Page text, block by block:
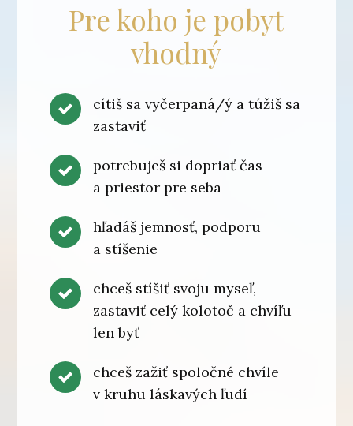
Pre koho je pobyt
vhodný
cítiš sa vyčerpaná/ý a túžiš sa
zastaviť
potrebuješ si dopriať čas
a priestor pre seba
hľadáš jemnosť, podporu
a stíšenie
chceš stíšiť svoju myseľ,
zastaviť celý kolotoč a chvíľu
len byť
chceš zažiť spoločné chvíle
v kruhu láskavých ľudí